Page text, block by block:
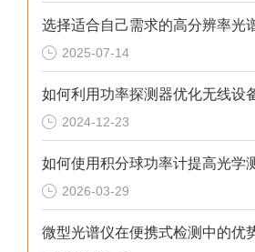
选择适合自己需求的高分辨率光
2025-07-14
2024-12-23
2026-03-29
微型光谱仪在便携式检测中的优